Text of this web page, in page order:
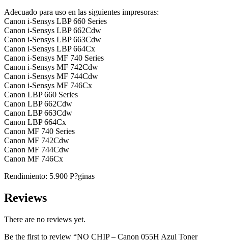
Adecuado para uso en las siguientes impresoras:
Canon i-Sensys LBP 660 Series
Canon i-Sensys LBP 662Cdw
Canon i-Sensys LBP 663Cdw
Canon i-Sensys LBP 664Cx
Canon i-Sensys MF 740 Series
Canon i-Sensys MF 742Cdw
Canon i-Sensys MF 744Cdw
Canon i-Sensys MF 746Cx
Canon LBP 660 Series
Canon LBP 662Cdw
Canon LBP 663Cdw
Canon LBP 664Cx
Canon MF 740 Series
Canon MF 742Cdw
Canon MF 744Cdw
Canon MF 746Cx
Rendimiento: 5.900 P?ginas
Reviews
There are no reviews yet.
Be the first to review “NO CHIP – Canon 055H Azul Toner